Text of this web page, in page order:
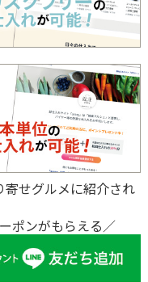
ポンがもらえる／